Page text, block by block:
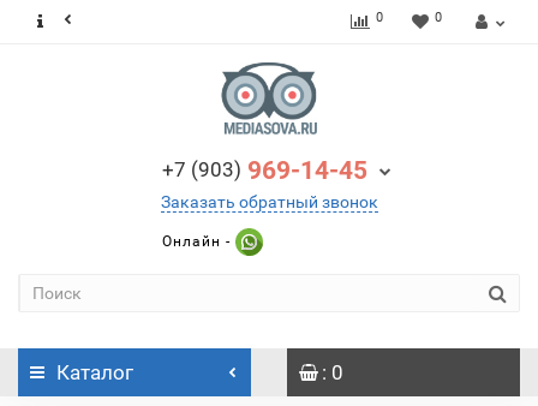
0 0
+7 (903) 969-14-45
Заказать обратный звонок
Онлайн -
Каталог : 0